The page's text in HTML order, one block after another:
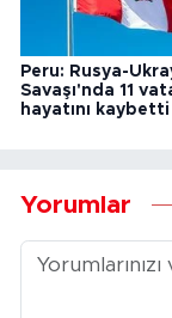
Peru: Rusya-
Savaşı'nda 11
hayatını kaybetti
Yorumlar